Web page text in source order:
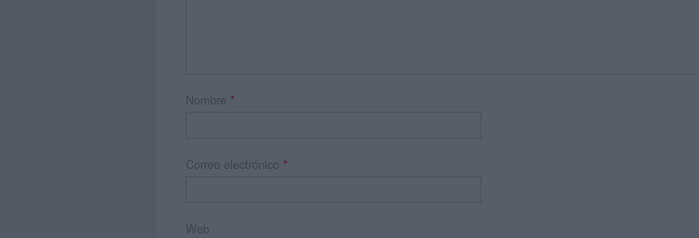
Nombre *
Correo electrónico *
Web